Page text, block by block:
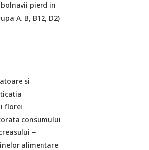
pierd in
A, B, B12, D2)
si
florei
consumului
−
alimentare